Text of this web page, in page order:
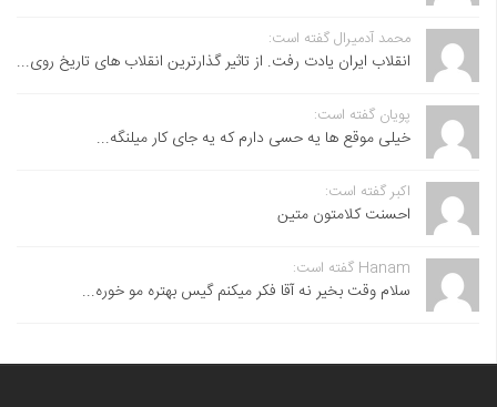
محمد آدمیرال گفته است:
انقلاب ایران یادت رفت. از تاثیر گذارترین انقلاب های تاریخ روی...
پویان گفته است:
خیلی موقع ها یه حسی دارم که یه جای کار میلنگه...
اکبر گفته است:
احسنت ‌کلامتون متین
Hanam گفته است:
سلام وقت بخیر نه آقا فکر میکنم گیس بهتره مو خوره...